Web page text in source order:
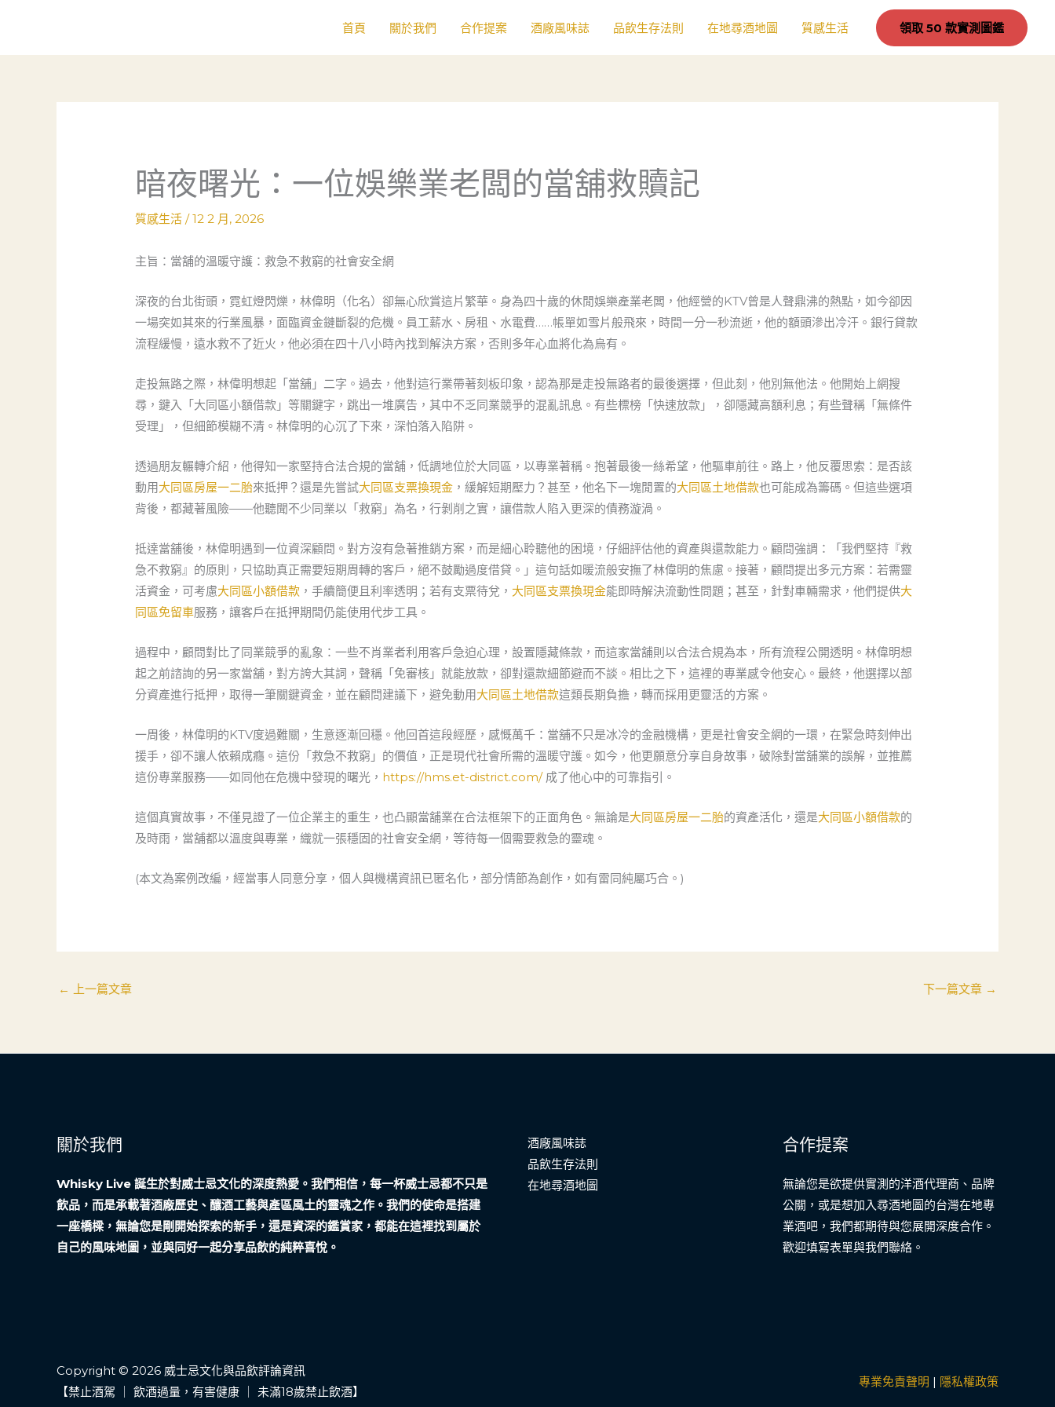
主
首頁 關於我們 合作提案 酒廠風味誌 品飲生存法則 在地尋酒地圖 質感生活 領取 50 款實測圖鑑
暗夜曙光：一位娛樂業老闆的當舖救贖記
質感生活 /12 2 月, 2026
主旨：當舖的溫暖守護：救急不救窮的社會安全網
深夜的台北街頭，霓虹燈閃爍，林偉明（化名）卻無心欣賞這片繁華。身為四十歲的休閒娛樂產業老闆，他經營的KTV曾是人聲鼎沸的熱點，如今卻因
一場突如其來的行業風暴，面臨資金鏈斷裂的危機。員工薪水、房租、水電費……帳單如雪片般飛來，時間一分一秒流逝，他的額頭滲出冷汗。銀行貸款
流程緩慢，遠水救不了近火，他必須在四十八小時內找到解決方案，否則多年心血將化為烏有。
走投無路之際，林偉明想起「當舖」二字。過去，他對這行業帶著刻板印象，認為那是走投無路者的最後選擇，但此刻，他別無他法。他開始上網搜
尋，鍵入「大同區小額借款」等關鍵字，跳出一堆廣告，其中不乏同業競爭的混亂訊息。有些標榜「快速放款」，卻隱藏高額利息；有些聲稱「無條件
受理」，但細節模糊不清。林偉明的心沉了下來，深怕落入陷阱。
透過朋友輾轉介紹，他得知一家堅持合法合規的當舖，低調地位於大同區，以專業著稱。抱著最後一絲希望，他驅車前往。路上，他反覆思索：是否該
動用大同區房屋一二胎來抵押？還是先嘗試大同區支票換現金 ，緩解短期壓力？甚至，他名下一塊閒置的大同區土地借款也可能成為籌碼。但這些選項
背後，都藏著風險——他聽聞不少同業以「救窮」為名，行剝削之實，讓借款人陷入更深的債務漩渦。
抵達當舖後，林偉明遇到一位資深顧問。對方沒有急著推銷方案，而是細心聆聽他的困境，仔細評估他的資產與還款能力。顧問強調：「我們堅持『救
急不救窮』的原則，只協助真正需要短期周轉的客戶，絕不鼓勵過度借貸。」這句話如暖流般安撫了林偉明的焦慮。接著，顧問提出多元方案：若需靈
活資金，可考慮大同區小額借款 ，手續簡便且利率透明；若有支票待兌， 大同區支票換現金能即時解決流動性問題；甚至，針對車輛需求，他們提供大
同區免留車服務，讓客戶在抵押期間仍能使用代步工具。
過程中，顧問對比了同業競爭的亂象：一些不肖業者利用客戶急迫心理，設置隱藏條款，而這家當舖則以合法合規為本，所有流程公開透明。林偉明想
起之前諮詢的另一家當舖，對方誇大其詞，聲稱「免審核」就能放款，卻對還款細節避而不談。相比之下，這裡的專業感令他安心。最終，他選擇以部
分資產進行抵押，取得一筆關鍵資金，並在顧問建議下，避免動用大同區土地借款這類長期負擔，轉而採用更靈活的方案。
一周後，林偉明的KTV度過難關，生意逐漸回穩。他回首這段經歷，感慨萬千：當舖不只是冰冷的金融機構，更是社會安全網的一環，在緊急時刻伸出
援手，卻不讓人依賴成癮。這份「救急不救窮」的價值，正是現代社會所需的溫暖守護。如今，他更願意分享自身故事，破除對當舖業的誤解，並推薦
這份專業服務——如同他在危機中發現的曙光， https://hms.et-district.com/成了他心中的可靠指引。
這個真實故事，不僅見證了一位企業主的重生，也凸顯當舖業在合法框架下的正面角色。無論是大同區房屋一二胎的資產活化，還是大同區小額借款的
及時雨，當舖都以溫度與專業，織就一張穩固的社會安全網，等待每一個需要救急的靈魂。
(本文為案例改編，經當事人同意分享，個人與機構資訊已匿名化，部分情節為創作，如有雷同純屬巧合。)
← 上一篇文章 下一篇文章 →
關於我們
Whisky Live 誕生於對威士忌文化的深度熱愛。我們相信，每一杯威士忌都不只是
飲品，而是承載著酒廠歷史、釀酒工藝與產區風土的靈魂之作。我們的使命是搭建
一座橋樑，無論您是剛開始探索的新手，還是資深的鑑賞家，都能在這裡找到屬於
自己的風味地圖，並與同好一起分享品飲的純粹喜悅。
酒廠風味誌
品飲生存法則
在地尋酒地圖
合作提案
無論您是欲提供實測的洋酒代理商、品牌
公關，或是想加入尋酒地圖的台灣在地專
業酒吧，我們都期待與您展開深度合作。
歡迎填寫表單與我們聯絡。
Copyright © 2026 威士忌文化與品飲評論資訊
【禁止酒駕 ｜ 飲酒過量，有害健康 ｜ 未滿18歲禁止飲酒】
專業免責聲明 | 隱私權政策